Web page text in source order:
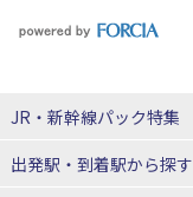
JR・新幹線パック特集
JR・新幹線＋ホテルパック
出発駅・到着駅から探す